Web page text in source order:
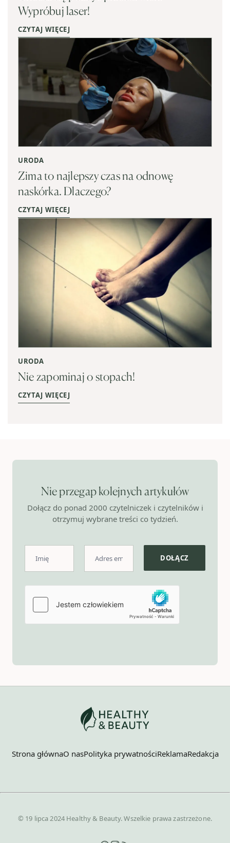
Wypróbuj laser!
CZYTAJ WIĘCEJ
URODA
Zima to najlepszy czas na odnowę
naskórka. Dlaczego?
CZYTAJ WIĘCEJ
URODA
Nie zapominaj o stopach!
CZYTAJ WIĘCEJ
Nie przegap kolejnych artykułów
Dołącz do ponad 2000 czytelniczek i czytelników i
otrzymuj wybrane treści co tydzień.
Strona głównaO nasPolityka prywatnościReklamaRedakcja
© 19 lipca 2024 Healthy & Beauty. Wszelkie prawa zastrzeżone.